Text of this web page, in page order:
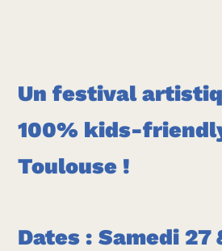
Un festival
100% kids-
Toulouse !
Dates : Samedi 27